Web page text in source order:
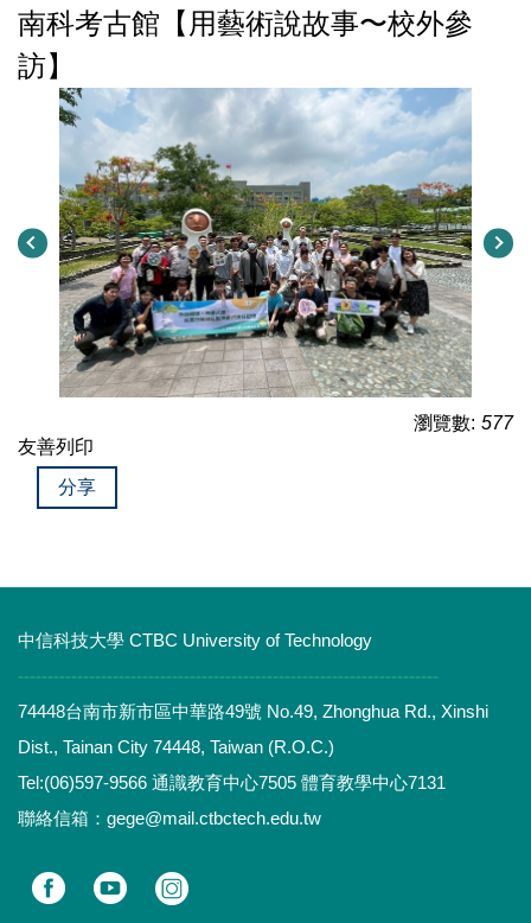
南科考古館【用藝術說故事〜校外參
訪】
瀏覽數: 577
友善列印
分享
中信科技大學 CTBC University of Technology
-----------------------------------------------------------------------
74448台南市新市區中華路49號 No.49, Zhonghua Rd., Xinshi
Dist., Tainan City 74448, Taiwan (R.O.C.)
Tel:(06)597-9566 通識教育中心7505 體育教學中心7131
聯絡信箱：gege@mail.ctbctech.edu.tw